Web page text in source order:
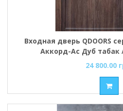
Входная дверь QDOORS
Аккорд-Ac Дуб табак
24 800.00